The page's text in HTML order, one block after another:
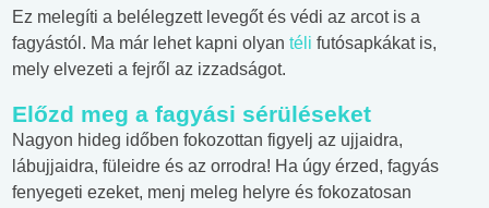
Ez melegíti a belélegzett levegőt és védi az arcot is a
fagyástól. Ma már lehet kapni olyan téli futósapkákat is,
mely elvezeti a fejről az izzadságot.
Előzd meg a fagyási sérüléseket
Nagyon hideg időben fokozottan figyelj az ujjaidra,
lábujjaidra, füleidre és az orrodra! Ha úgy érzed, fagyás
fenyegeti ezeket, menj meleg helyre és fokozatosan